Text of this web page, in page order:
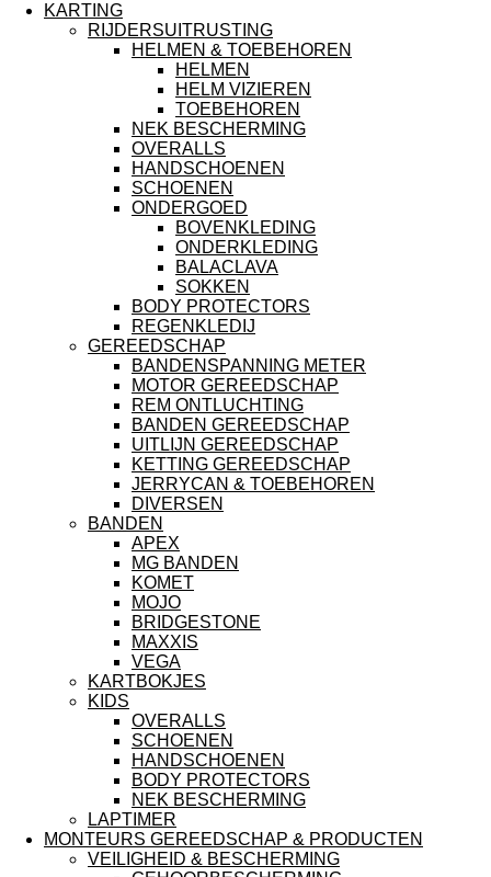
KARTING
RIJDERSUITRUSTING
HELMEN & TOEBEHOREN
HELMEN
HELM VIZIEREN
TOEBEHOREN
NEK BESCHERMING
OVERALLS
HANDSCHOENEN
SCHOENEN
ONDERGOED
BOVENKLEDING
ONDERKLEDING
BALACLAVA
SOKKEN
BODY PROTECTORS
REGENKLEDIJ
GEREEDSCHAP
BANDENSPANNING METER
MOTOR GEREEDSCHAP
REM ONTLUCHTING
BANDEN GEREEDSCHAP
UITLIJN GEREEDSCHAP
KETTING GEREEDSCHAP
JERRYCAN & TOEBEHOREN
DIVERSEN
BANDEN
APEX
MG BANDEN
KOMET
MOJO
BRIDGESTONE
MAXXIS
VEGA
KARTBOKJES
KIDS
OVERALLS
SCHOENEN
HANDSCHOENEN
BODY PROTECTORS
NEK BESCHERMING
LAPTIMER
MONTEURS GEREEDSCHAP & PRODUCTEN
VEILIGHEID & BESCHERMING